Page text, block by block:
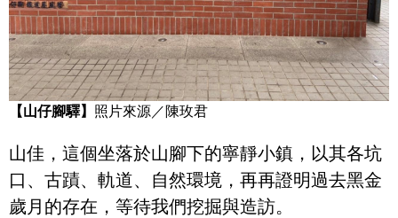
【山仔腳驛】 照片來源／陳玫君
山佳，這個坐落於山腳下的寧靜小鎮，以其各坑
口、古蹟、軌道、自然環境，再再證明過去黑金
歲月的存在，等待我們挖掘與造訪。